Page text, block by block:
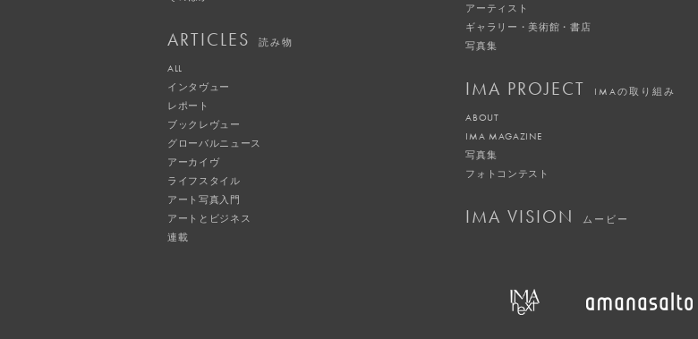
ARTICLES 読み物
ALL
インタヴュー
レポート
ブックレヴュー
グローバルニュース
アーカイヴ
ライフスタイル
アート写真入門
アートとビジネス
連載
アーティスト
ギャラリー・美術館・書店
写真集
IMA PROJECT IMAの取り組み
ABOUT
IMA MAGAZINE
写真集
フォトコンテスト
IMA VISION ムービー